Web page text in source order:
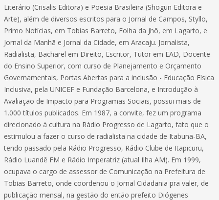
Literário (Crisalis Editora) e Poesia Brasileira (Shogun Editora e
Arte), além de diversos escritos para o Jornal de Campos, Styllo,
Primo Notícias, em Tobias Barreto, Folha da Jhô, em Lagarto, e
Jornal da Manhã e Jornal da Cidade, em Aracaju. Jornalista,
Radialista, Bacharel em Direito, Escritor, Tutor em EAD, Docente
do Ensino Superior, com curso de Planejamento e Orçamento
Governamentais, Portas Abertas para a inclusão - Educação Física
Inclusiva, pela UNICEF e Fundação Barcelona, e Introdução à
Avaliação de Impacto para Programas Sociais, possui mais de
1.000 títulos publicados. Em 1987, a convite, fez um programa
direcionado à cultura na Rádio Progresso de Lagarto, fato que o
estimulou a fazer o curso de radialista na cidade de Itabuna-BA,
tendo passado pela Rádio Progresso, Rádio Clube de Itapicuru,
Rádio Luandê FM e Rádio Imperatriz (atual Ilha AM). Em 1999,
ocupava o cargo de assessor de Comunicação na Prefeitura de
Tobias Barreto, onde coordenou o Jornal Cidadania pra valer, de
publicação mensal, na gestão do então prefeito Diógenes